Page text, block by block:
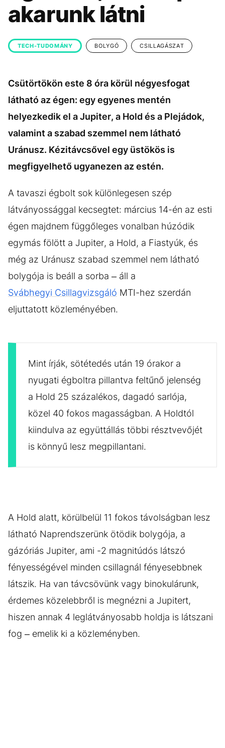
KÖZÉLET UTAZÁS
ÉLETMÓD DESIGN
BESZÉLGETÉSEK ARCOK
GASZTRO
akarunk látni
TECH-TUDOMÁNY BOLYGÓ CSILLAGÁSZAT
Csütörtökön este 8 óra körül négyesfogat
látható az égen: egy egyenes mentén
helyezkedik el a Jupiter, a Hold és a Plejádok,
valamint a szabad szemmel nem látható
Uránusz. Kézitávcsővel egy üstökös is
megfigyelhető ugyanezen az estén.
A tavaszi égbolt sok különlegesen szép
látványossággal kecsegtet: március 14-én az esti
égen majdnem függőleges vonalban húzódik
egymás fölött a Jupiter, a Hold, a Fiastyúk, és
még az Uránusz szabad szemmel nem látható
bolygója is beáll a sorba – áll a
Svábhegyi Csillagvizsgáló MTI-hez szerdán
eljuttatott közleményében.
Mint írják, sötétedés után 19 órakor a
nyugati égboltra pillantva feltűnő jelenség
a Hold 25 százalékos, dagadó sarlója,
közel 40 fokos magasságban. A Holdtól
kiindulva az együttállás többi résztvevőjét
is könnyű lesz megpillantani.
A Hold alatt, körülbelül 11 fokos távolságban lesz
látható Naprendszerünk ötödik bolygója, a
gázóriás Jupiter, ami -2 magnitúdós látszó
fényességével minden csillagnál fényesebbnek
látszik. Ha van távcsövünk vagy binokulárunk,
érdemes közelebbről is megnézni a Jupitert,
hiszen annak 4 leglátványosabb holdja is látszani
fog – emelik ki a közleményben.